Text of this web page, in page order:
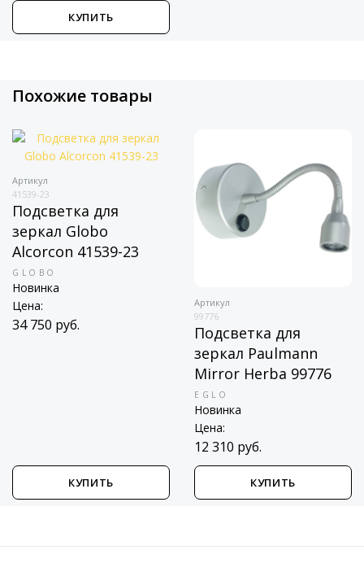
КУПИТЬ
Похожие товары
Артикул
41539-23
Подсветка для
зеркал Globo
Alcorcon 41539-23
GLOBO
Новинка
Цена:
34 750 руб.
КУПИТЬ
Артикул
99776
Подсветка для
зеркал Paulmann
Mirror Herba 99776
EGLO
Новинка
Цена:
12 310 руб.
КУПИТЬ